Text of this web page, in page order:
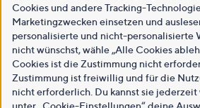
Cookies und andere Tracking-
Marketingzwecken einsetzen und
personalisierte und nicht-personalisierte
nicht wünschst, wähle „Alle Cookies
Cookies ist die Zustimmung nicht
Zustimmung ist freiwillig und für die
nicht erforderlich. Du kannst sie
unter „Cookie-Einstellungen“ deine